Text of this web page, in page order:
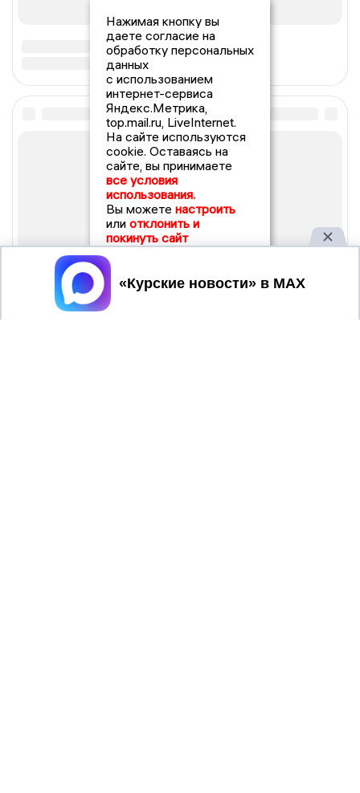
Нажимая кнопку вы
даете согласие на
обработку персональных
данных
с использованием
интернет-сервиса
Яндекс.Метрика,
top.mail.ru, LiveInternet.
На сайте используются
cookie. Оставаясь на
сайте, вы принимаете
все условия
использования.
Вы можете настроить
или отклонить и
покинуть сайт
Принять